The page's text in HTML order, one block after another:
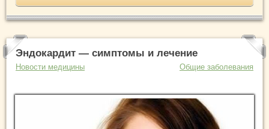
Эндокардит — симптомы и лечение
Новости медицины Общие заболевания